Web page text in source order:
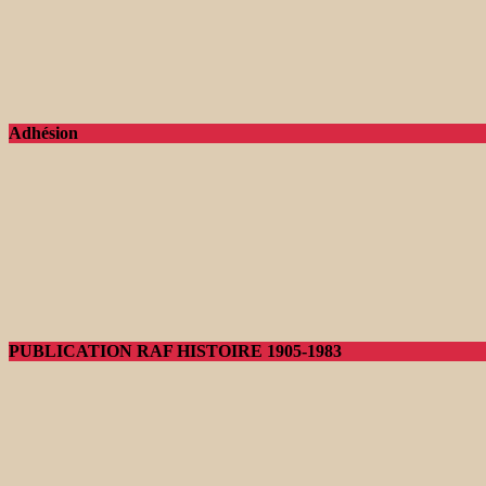
Adhésion
PUBLICATION RAF HISTOIRE 1905-1983